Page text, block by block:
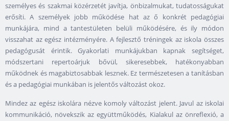
személyes és szakmai közérzetét javítja, önbizalmukat, tudatosságukat
erősíti. A személyek jobb működése hat az ő konkrét pedagógiai
munkájára, mind a tantestületen belüli működésére, és ily módon
visszahat az egész intézményére. A fejlesztő tréningek az iskola összes
pedagógusát érintik. Gyakorlati munkájukban kapnak segítséget,
módszertani repertoárjuk bővül, sikeresebbek, hatékonyabban
működnek és magabiztosabbak lesznek. Ez természetesen a tanításban
és a pedagógiai munkában is jelentős változást okoz.
Mindez az egész iskolára nézve komoly változást jelent. Javul az iskolai
kommunikáció, növekszik az együttműködés, Kialakul az önreflexió, a